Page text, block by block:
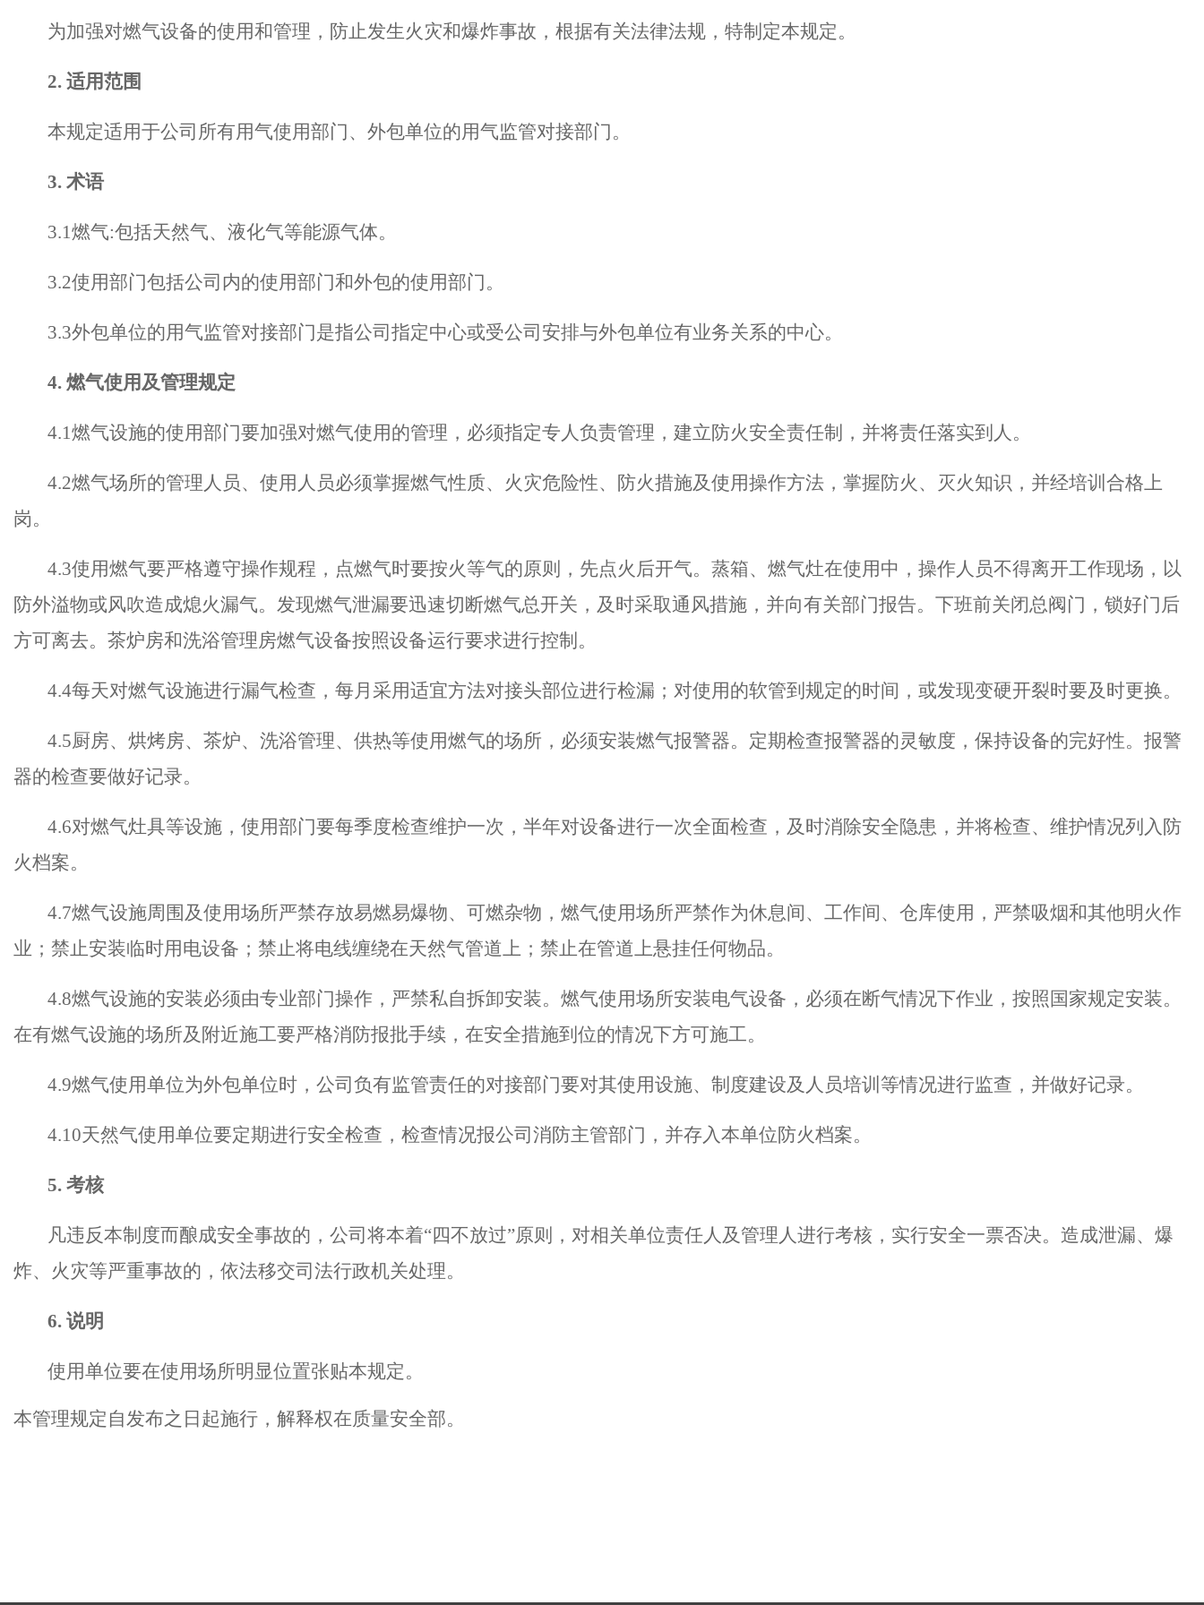
为加强对燃气设备的使用和管理，防止发生火灾和爆炸事故，根据有关法律法规，特制定本规定。
2. 适用范围
本规定适用于公司所有用气使用部门、外包单位的用气监管对接部门。
3. 术语
3.1燃气:包括天然气、液化气等能源气体。
3.2使用部门包括公司内的使用部门和外包的使用部门。
3.3外包单位的用气监管对接部门是指公司指定中心或受公司安排与外包单位有业务关系的中心。
4. 燃气使用及管理规定
4.1燃气设施的使用部门要加强对燃气使用的管理，必须指定专人负责管理，建立防火安全责任制，并将责任落实到人 。
4.2燃气场所的管理人员、使用人员必须掌握燃气性质、火灾危险性、防火措施及使用操作方法 ， 掌握防火、灭火知识，并经培训合格上
岗。
4.3使用燃气要严格遵守操作规程，点燃气时要按火等气的原则，先点火后开气。蒸箱、燃气灶在使用中，操作人员不得离开工作现场，以
防外溢物或风吹造成熄火漏气。发现燃气泄漏要迅速切断燃气总开关，及时采取通风措施，并向有关部门报告。下班前关闭总阀门，锁好门后
方可离去。茶炉房和洗浴管理房燃气设备按照设备运行要求进行控制。
4.4每天对燃气设施进行漏气检查，每月采用适宜方法对接头部位进行检漏；对使用的软管到规定的时间 ，或发现变硬开裂时要及时更换。
4.5厨房、烘烤房、茶炉、洗浴管理、供热等使用燃气的场所 ，必须安装燃气报警器。 定期检查报警器的灵敏度，保持设备的完好性。报警
器的检查要做好记录。
4.6对燃气灶具等设施，使用部门要每季度检查维护一次，半年对设备进行一次全面检查，及时消除安全隐患，并将检查、维护情况列 入防
火档案。
4.7燃气设施周围及使用场所严禁存放易燃易爆物、 可燃杂物， 燃气使用场所严禁作为休息间、工作间、仓库使用，严禁吸烟和其他明火作
业；禁止安装临时用电设备；禁止将电线缠绕在天然气管道上；禁止在管道上悬挂任何物品。
4.8燃气设施的安装必须由专业部门操作，严禁私自拆卸安装。燃气使用场所安装电气设备 ， 必须在断气情况下作业 ，按照国家规定安装。
在有燃气设施的场所及附近施工要严格消防报批手续，在安全措施到位的情况下方可施工。
4.9燃气使用单位为外包单位时，公司负有监管责任的对接部门要对其使用设施、制度建设及人员培训等情况进行监查，并做好记录。
4.10天然气使用单位要定期进行安全检查，检查情况报公司消防主管部门，并存入本单位防火档案。
5. 考核
凡违反本制度而酿成安全事故的， 公司 将本着“四不放过”原则，对相关单位责任人及 管理人进行考核， 实行安全一票否决。 造成泄漏、爆
炸、火灾等严重事故的 ， 依法移交司法行政机关处理。
6. 说明
使用单位要在使用场所明显位置张贴本规定。
本管理规定自发布之日 起施行 ， 解释权在质量安全部。